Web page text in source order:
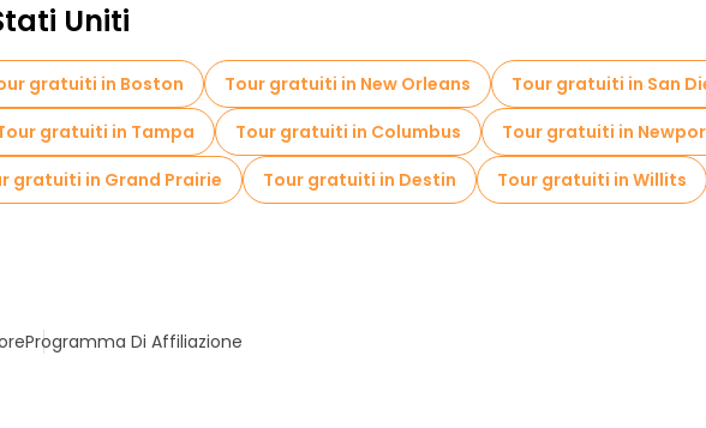
Uniti
gratuiti in Boston Tour gratuiti in New Orleans Tour gratuiti in San
gratuiti in Tampa Tour gratuiti in Columbus Tour gratuiti in
gratuiti in Grand Prairie Tour gratuiti in Destin Tour gratuiti in Willits
Programma Di Affiliazione